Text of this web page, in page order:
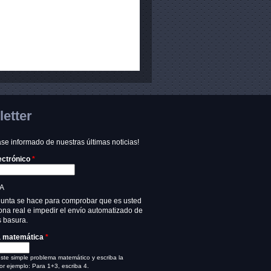
informado de nuestras últimas noticias!
*
se hace para comprobar que es usted
real e impedir el envío automatizado de
basura.
matemática *
simple problema matemático y escriba la
ejemplo: Para 1+3, escriba 4.